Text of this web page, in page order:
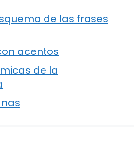
de las frases
acentos
de la